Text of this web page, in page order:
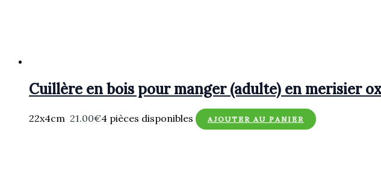
Cuillère en bois pour manger (adulte) en merisier
22x4cm 21.00€4 pièces disponibles AJOUTER AU PANIER